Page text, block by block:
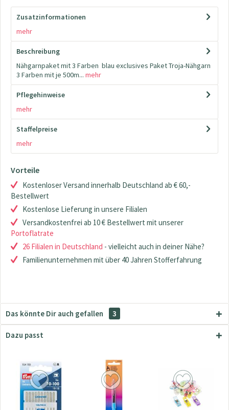
Zusatzinformationen
mehr
Beschreibung
Nähgarnpaket mit 3 Farben blau exclusives Paket Troja-Nähgarn
3 Farben mit je 500m... mehr
Pflegehinweise
mehr
Staffelpreise
mehr
Vorteile
Kostenloser Versand innerhalb Deutschland ab € 60,-
Bestellwert
Kostenlose Lieferung in unsere Filialen
Versandkostenfrei ab 10 € Bestellwert mit unserer
Portoflatrate
26 Filialen in Deutschland - vielleicht auch in deiner Nähe?
Familienunternehmen mit über 40 Jahren Stofferfahrung
Das könnte Dir auch gefallen 3
Dazu passt